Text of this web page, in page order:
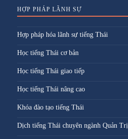
HỢP PHÁP LÃNH SỰ
Hợp pháp hóa lãnh sự tiếng Thái
Học tiếng Thái cơ bản
Học tiếng Thái giao tiếp
Học tiếng Thái nâng cao
Khóa đào tạo tiếng Thái
Dịch tiếng Thái chuyên ngành Quản Trị